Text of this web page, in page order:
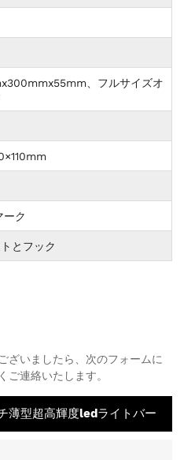
、フルサイズオ
ーク
とフック
ざいましたら、次のフォームに
ご連絡いたします。